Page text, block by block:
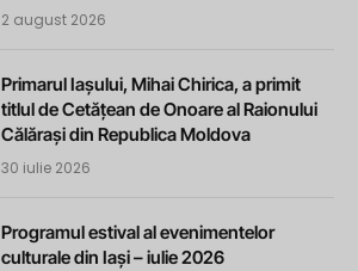
2 august 2026
Primarul Iașului, Mihai Chirica, a primit
titlul de Cetățean de Onoare al Raionului
Călărași din Republica Moldova
30 iulie 2026
Programul estival al evenimentelor
culturale din Iași – iulie 2026